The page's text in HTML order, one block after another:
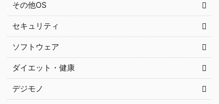
その他OS
セキュリティ
ソフトウェア
ダイエット・健康
デジモノ